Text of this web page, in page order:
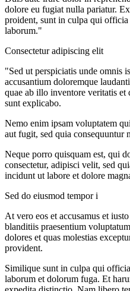
dolore eu fugiat nulla pariatur.
proident, sunt in culpa qui
laborum."
Consectetur adipiscing elit
"Sed ut perspiciatis unde omnis
accusantium doloremque
quae ab illo inventore veritatis et
sunt explicabo.
Nemo enim ipsam voluptatem
aut fugit, sed quia consequuntur
Neque porro quisquam est, qui
consectetur, adipisci velit, sed
incidunt ut labore et dolore
Sed do eiusmod tempor i
At vero eos et accusamus et
blanditiis praesentium
dolores et quas molestias
provident.
Similique sunt in culpa qui
laborum et dolorum fuga. Et